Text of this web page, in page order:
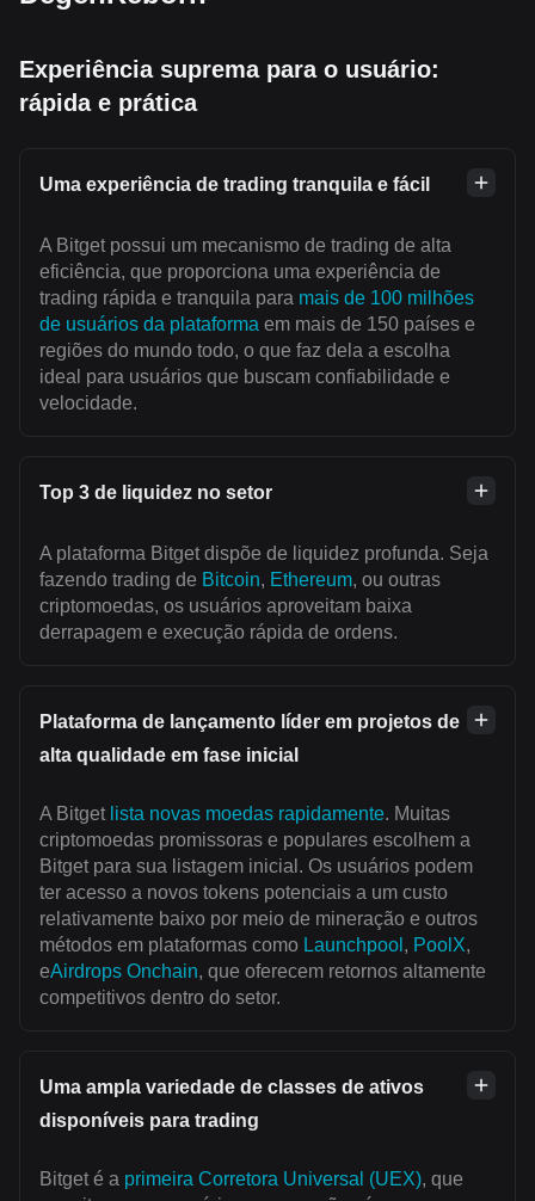
Experiência suprema para o usuário:
rápida e prática
Uma experiência de trading tranquila e fácil
A Bitget possui um mecanismo de trading de alta
eficiência, que proporciona uma experiência de
trading rápida e tranquila para mais de 100 milhões
de usuários da plataforma em mais de 150 países e
regiões do mundo todo, o que faz dela a escolha
ideal para usuários que buscam confiabilidade e
velocidade.
Top 3 de liquidez no setor
A plataforma Bitget dispõe de liquidez profunda. Seja
fazendo trading de Bitcoin, Ethereum, ou outras
criptomoedas, os usuários aproveitam baixa
derrapagem e execução rápida de ordens.
Plataforma de lançamento líder em projetos de
alta qualidade em fase inicial
A Bitget lista novas moedas rapidamente. Muitas
criptomoedas promissoras e populares escolhem a
Bitget para sua listagem inicial. Os usuários podem
ter acesso a novos tokens potenciais a um custo
relativamente baixo por meio de mineração e outros
métodos em plataformas como Launchpool , PoolX,
eAirdrops Onchain, que oferecem retornos altamente
competitivos dentro do setor.
Uma ampla variedade de classes de ativos
disponíveis para trading
Bitget é a primeira Corretora Universal (UEX), que